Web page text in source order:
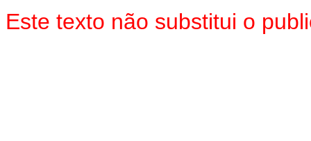
Este texto não substitui o